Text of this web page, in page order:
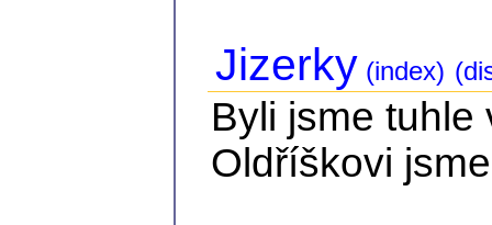
Jizerky (index)
Byli jsme tuhle
Oldříškovi